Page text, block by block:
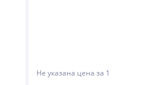
Не указана цена за 1